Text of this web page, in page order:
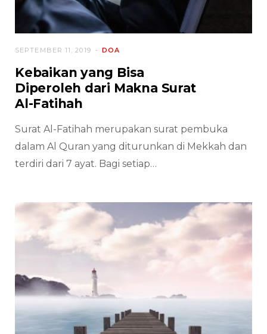
DOA
SEPTEMBER 11, 2019
Kebaikan yang Bisa
Diperoleh dari Makna Surat
Al-Fatihah
Surat Al-Fatihah merupakan surat pembuka
dalam Al Quran yang diturunkan di Mekkah dan
terdiri dari 7 ayat. Bagi setiap…